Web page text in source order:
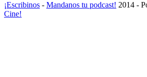
¡Escribinos - Mandanos tu podcast! 2014 -
Cine!